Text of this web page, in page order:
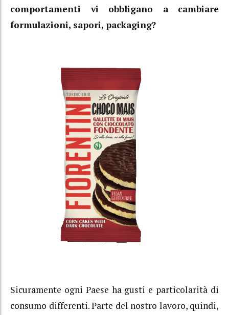
comportamenti vi obbligano a cambiare
formulazioni, sapori, packaging?
Sicuramente ogni Paese ha gusti e particolarità di
consumo differenti. Parte del nostro lavoro, quindi,